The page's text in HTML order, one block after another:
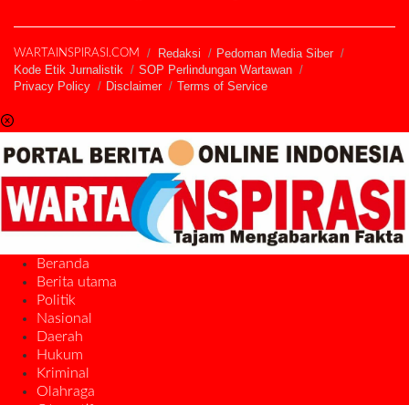
WARTAINSPIRASI.COM Redaksi
Pedoman Media Siber
Kode Etik Jurnalistik
SOP Perlindungan Wartawan
Privacy Policy
Disclaimer Terms of Service
Beranda
Berita utama
Politik
Nasional
Daerah
Hukum
Kriminal
Olahraga